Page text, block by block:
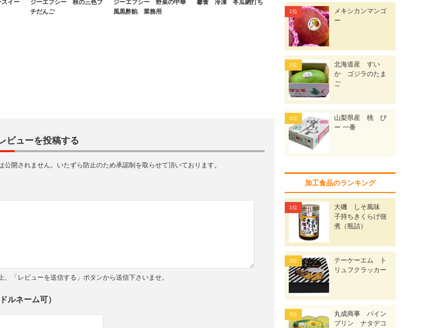
イー
ジーエフシー 秋の三色プ
チだんご
ジーエフシー 野菜の中華
風黒酢餡 業務用
馨食 冷凍 冬瓜網打ち
ビューを投稿する
公開されません。いたずら防止のため承認制を取らせて頂いております。
、「レビューを送信する」ボタンから送信下さいませ。
ルネーム可）
メキシカンマンゴ
ー
北海道産 すい
か ゴジラのたま
ご
山梨県産 桃 ぴ
ー 一番
加工食品のランキング
大磯 しそ風味
子持ちきくらげ佃
煮（瓶詰）
テーケーエム ト
リュフクラッカー
丸成商事 パイン
プリン ナタデコ